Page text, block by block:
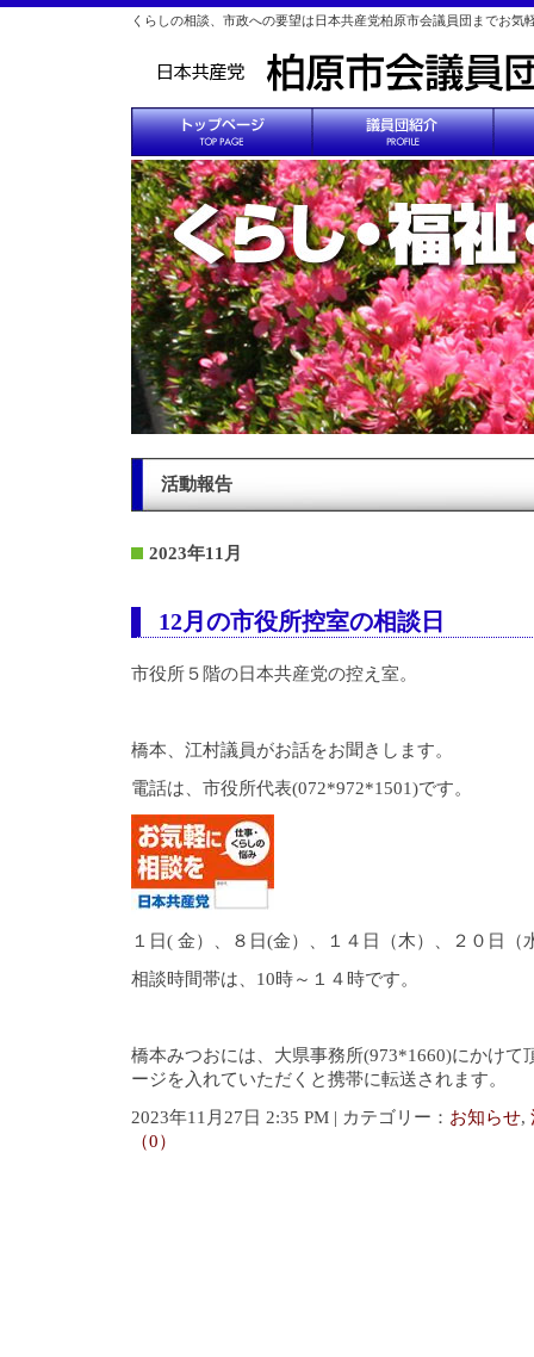
くらしの相談、市政への要望は日本共産党柏原市会議員団までお気
活動報告
2023年11月
12月の市役所控室の相談日
市役所５階の日本共産党の控え室。
橋本、江村議員がお話をお聞きします。
電話は、市役所代表(072*972*1501)です。
１日( 金）、８日(金）、１４日（木）、２０日（
相談時間帯は、10時～１４時です。
橋本みつおには、大県事務所(973*1660)にかけて
ージを入れていただくと携帯に転送されます。
2023年11月27日 2:35 PM | カテゴリー： お知らせ,
（0）